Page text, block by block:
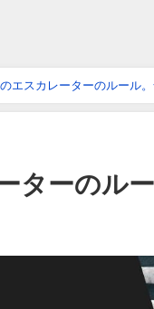
エスカレーターのルール
ターのル